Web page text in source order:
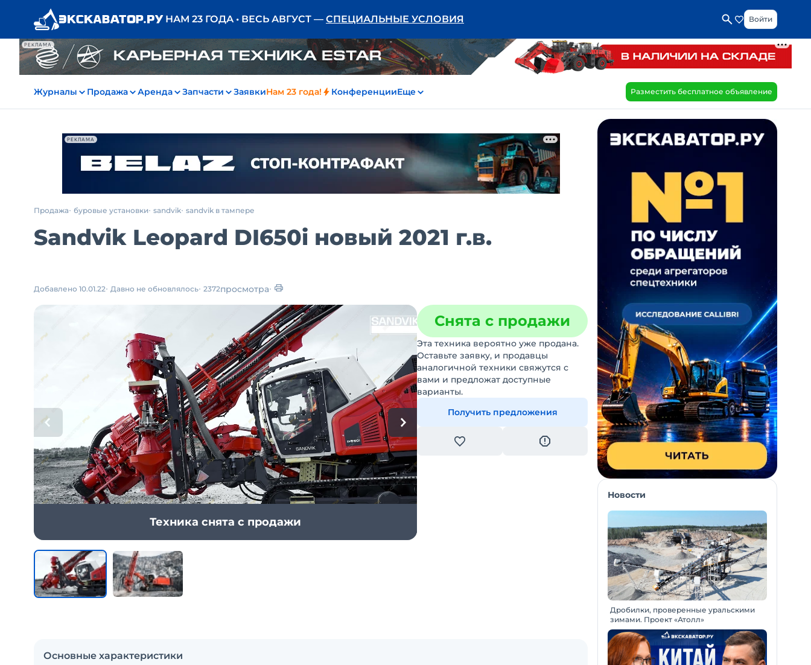
РЕКЛАМА
НАМ 23 ГОДА • ВЕСЬ АВГУСТ — СПЕЦИАЛЬНЫЕ УСЛОВИЯ Войти
Журналы Продажа Аренда Запчасти ЗаявкиНам 23 года! КонференцииЕще Разместить бесплатное объявление
РЕКЛАМА
Продажа буровые установки sandvik sandvik в тампере
Sandvik Leopard DI650i новый 2021 г.в.
Добавлено 10.01.22 Давно не обновлялось 2372просмотра
Техника снята с продажи
Снята с продажи
Эта техника вероятно уже продана.
Оставьте заявку, и продавцы
аналогичной техники свяжутся с
вами и предложат доступные
варианты.
Получить предложения
Основные характеристики
Новости
Дробилки, проверенные уральскими
зимами. Проект «Атолл»